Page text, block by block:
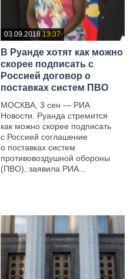
03.09.2018 13:37
В Руанде хотят как можно
скорее подписать с
Россией договор о
поставках систем ПВО
МОСКВА, 3 сен — РИА
Новости. Руанда стремится
как можно скорее подписать
с Россией соглашение
о поставках систем
противовоздушной обороны
(ПВО), заявила РИА...